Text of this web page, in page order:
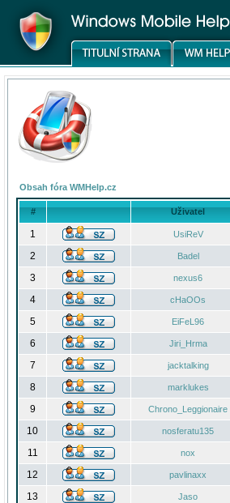
Obsah fóra WMHelp.cz
# Uživatel
1 UsiReV
2 Badel
3 nexus6
4 cHaOOs
5 EiFeL96
6
Jiri_Hrma
7 jacktalking
8 marklukes
9 Chrono_Leggionaire
10 nosferatu135
11 nox
12 pavlinaxx
13 Jaso